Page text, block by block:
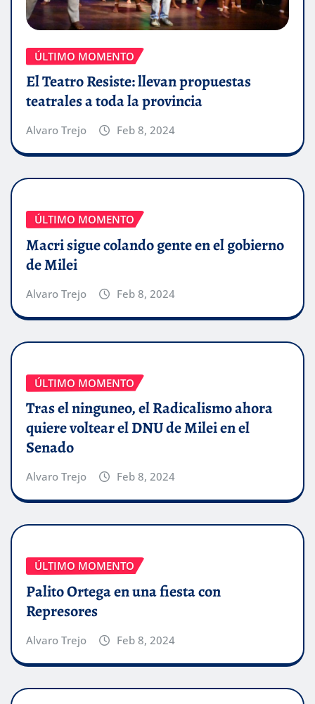
ÚLTIMO MOMENTO
El Teatro Resiste: llevan propuestas
teatrales a toda la provincia
Alvaro Trejo Feb 8, 2024
ÚLTIMO MOMENTO
Macri sigue colando gente en el gobierno
de Milei
Alvaro Trejo Feb 8, 2024
ÚLTIMO MOMENTO
Tras el ninguneo, el Radicalismo ahora
quiere voltear el DNU de Milei en el
Senado
Alvaro Trejo Feb 8, 2024
ÚLTIMO MOMENTO
Palito Ortega en una fiesta con
Represores
Alvaro Trejo Feb 8, 2024